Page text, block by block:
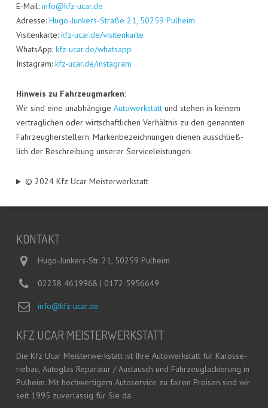
E‑Mail: info@kfz-ucar.de
Adres­se: Hugo-Jun­kers-Stra­ße 21, 50259 Pul­heim
Visi­ten­kar­te: kfz-ucar.de/visitenkarte
Whats­App: kfz-ucar.de/whatsapp
Insta­gram: kfz-ucar.de/instagram
Hin­weis zu Fahr­zeug­mar­ken:
Wir sind eine unab­hän­gi­ge Auto­werk­stattund ste­hen in kei­nem
ver­trag­li­chen oder wirt­schaft­li­chen Ver­hält­nis zu den genann­ten
Fahr­zeug­her­stel­lern. Mar­ken­be­zeich­nun­gen die­nen aus­schließ­
lich der Beschrei­bung unse­rer Serviceleistungen.
© 2024 Kfz Ucar Meisterwerkstatt
KON­TAKT
Hugo-Junkers-Str. 21, 50259 Pulheim
02238 4619968 | 0172 5956649
info@kfz-ucar.de
KFZ UCAR MEISTERWERKSTATT
Die Kfz Ucar Meis­ter­werk­statt ist Ihre Auto­werk­statt für Karos­se­
rie­bau, Auto­glas Repa­ra­tur / Aus­tausch und Fahr­zeug­la­ckie­rung in
Pul­heim. Mit hoch­wer­ti­gem Auto­ser­vice zu fai­ren Prei­sen sind wir
seit 1995 zuver­läs­sig für Sie da.